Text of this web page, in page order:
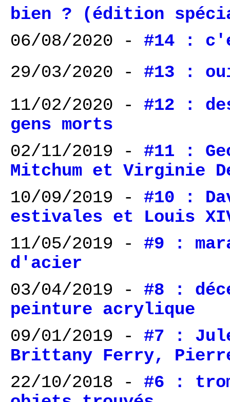
bien ? (édition
06/08/2020 - #14 :
29/03/2020 - #13 :
11/02/2020 - #12 :
gens morts
02/11/2019 - #11 :
Mitchum et Virginie
10/09/2019 - #10 :
estivales et Louis
11/05/2019 - #9 :
d'acier
03/04/2019 - #8 :
peinture acrylique
09/01/2019 - #7 :
Brittany Ferry,
22/10/2018 - #6 :